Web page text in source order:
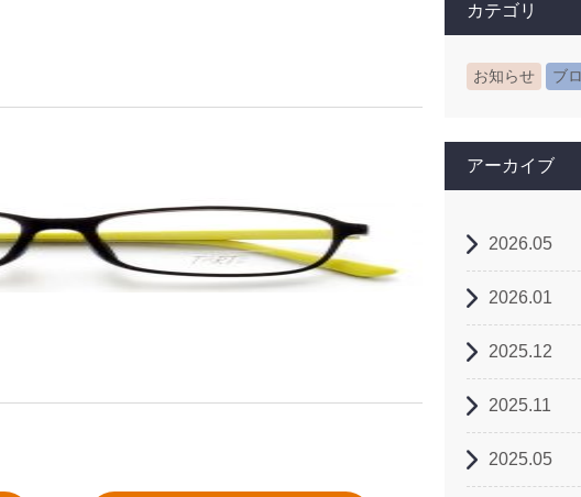
カテゴリ
お知らせ ブ
アーカイブ
2026.05
2026.01
2025.12
2025.11
2025.05